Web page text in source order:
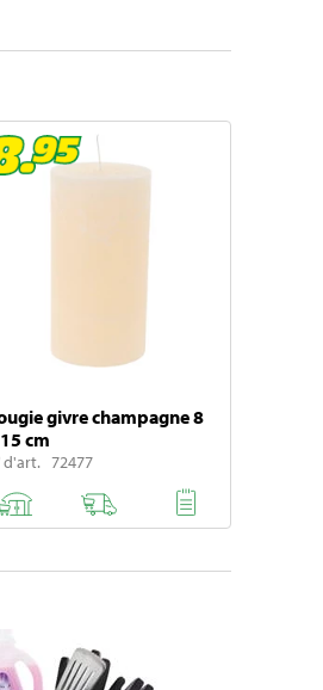
givre champagne 8
cm
d'art. 72477